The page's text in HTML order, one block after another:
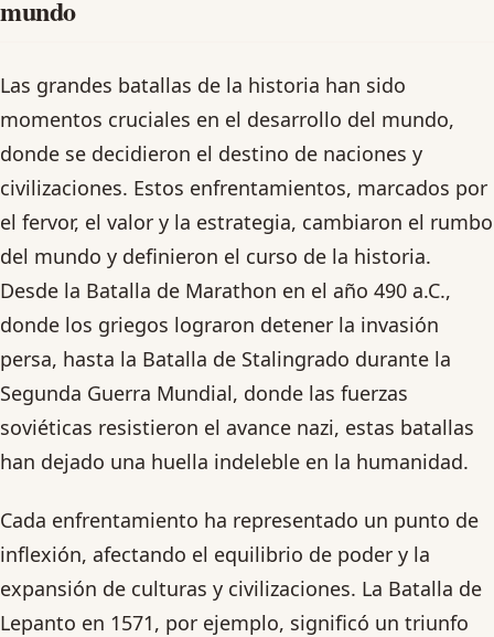
mundo
Las grandes batallas de la historia han sido
momentos cruciales en el desarrollo del mundo,
donde se decidieron el destino de naciones y
civilizaciones. Estos enfrentamientos, marcados por
el fervor, el valor y la estrategia, cambiaron el rumbo
del mundo y definieron el curso de la historia.
Desde la Batalla de Marathon en el año 490 a.C.,
donde los griegos lograron detener la invasión
persa, hasta la Batalla de Stalingrado durante la
Segunda Guerra Mundial, donde las fuerzas
soviéticas resistieron el avance nazi, estas batallas
han dejado una huella indeleble en la humanidad.
Cada enfrentamiento ha representado un punto de
inflexión, afectando el equilibrio de poder y la
expansión de culturas y civilizaciones. La Batalla de
Lepanto en 1571, por ejemplo, significó un triunfo